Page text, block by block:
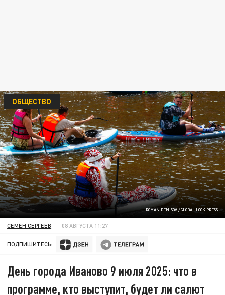
ROMAN DENISOV / GLOBAL LOOK PRESS
ОБЩЕСТВО
СЕМЁН СЕРГЕЕВ 08 АВГУСТА 11:27
ПОДПИШИТЕСЬ:
День города Иваново 9 июля 2025: что в
программе, кто выступит, будет ли салют